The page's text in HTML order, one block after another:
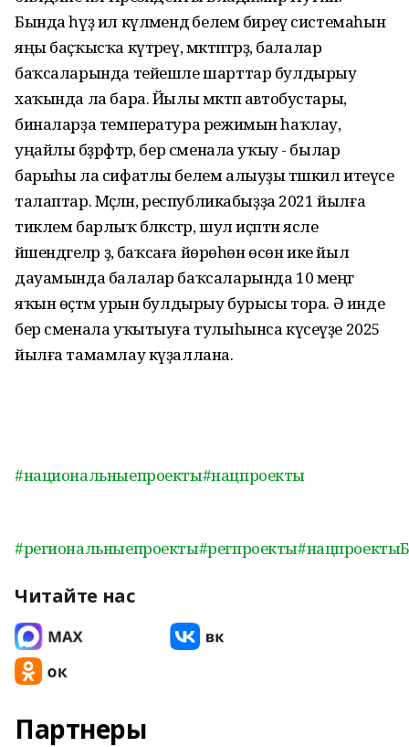
Бында һүҙ ил күләмендә белем биреү системаһын
яңы баҫҡысҡа күтәреү, мәктәптәрҙә, балалар
баҡсаларында тейешле шарттар булдырыу
хаҡында ла бара. Йылы мәктәп автобустары,
биналарҙа температура режимын һаҡлау,
уңайлы бәҙрәфтәр, бер сменала уҡыу - былар
барыһы ла сифатлы белем алыуҙы тәшкил итеүсе
талаптар. Мәҫәлән, республикабыҙҙа 2021 йылға
тиклем барлыҡ бәләкәстәр, шул иҫәптән ясле
йәшендәгеләр ҙә, баҡсаға йөрөһөн өсөн ике йыл
дауамында балалар баҡсаларында 10 меңгә
яҡын өҫтәмә урын булдырыу бурысы тора. Ә инде
бер сменала уҡытыуға тулыһынса күсеүҙе 2025
йылға тамамлау күҙаллана.
#национальныепроекты#нацпроекты
#региональныепроекты#регпроекты
Читайте нас
Партнеры